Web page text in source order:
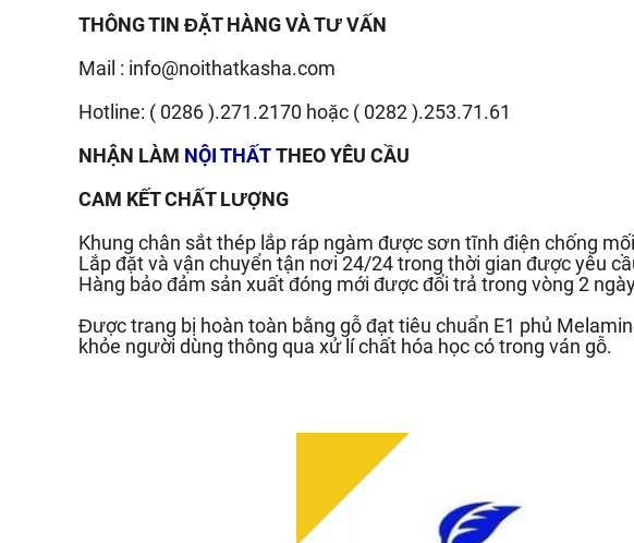
THÔNG TIN ĐẶT HÀNG VÀ TƯ VẤN
Mail : info@noithatkasha.com
Hotline: ( 0286 ).271.2170 hoặc ( 0282 ).253.71.61
NHẬN LÀM NỘI THẤTTHEO YÊU CẦU
CAM KẾT CHẤT LƯỢNG
Khung chân sắt thép lắp ráp ngàm được sơn tĩnh điện chống
Lắp đặt và vận chuyển tận nơi 24/24 trong thời gian được yêu
Hàng bảo đảm sản xuất đóng mới được đổi trả trong vòng 2
Được trang bị hoàn toàn bằng gỗ đạt tiêu chuẩn E1 phủ
khỏe người dùng thông qua xử lí chất hóa học có trong ván gỗ.